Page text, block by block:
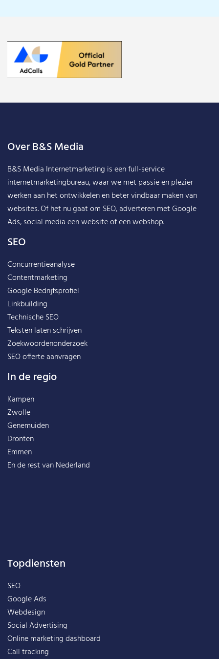
Over B&S Media
B&S Media Internetmarketing is een full-service
internetmarketingbureau, waar we met passie en plezier
werken aan het ontwikkelen en beter vindbaar maken van
websites. Of het nu gaat om SEO, adverteren met Google
Ads, social media een website of een webshop.
SEO
Concurrentieanalyse
Contentmarketing
Google Bedrijfsprofiel
Linkbuilding
Technische SEO
Teksten laten schrijven
Zoekwoordenonderzoek
SEO offerte aanvragen
In de regio
Kampen
Zwolle
Genemuiden
Dronten
Emmen
En de rest vanNederland
Topdiensten
SEO
Google Ads
Webdesign
Social Advertising
Online marketing dashboard
Call tracking